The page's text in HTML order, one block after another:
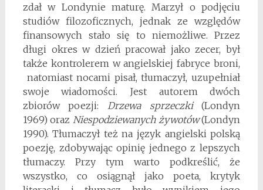
zdał w Londynie maturę. Marzył o podjęciu
studiów filozoficznych, jednak ze względów
finansowych stało się to niemożliwe. Przez
długi okres w dzień pracował jako zecer, był
także kontrolerem w angielskiej fabryce broni,
natomiast nocami pisał, tłumaczył, uzupełniał
swoje wiadomości. Jest autorem dwóch
zbiorów poezji: Drzewa sprzeczki(Londyn
1969) oraz Niespodziewanych żywotów(Londyn
1990). Tłumaczył też na język angielski polską
poezję, zdobywając opinię jednego z lepszych
tłumaczy. Przy tym warto podkreślić, że
wszystko, co osiągnął jako poeta, krytyk